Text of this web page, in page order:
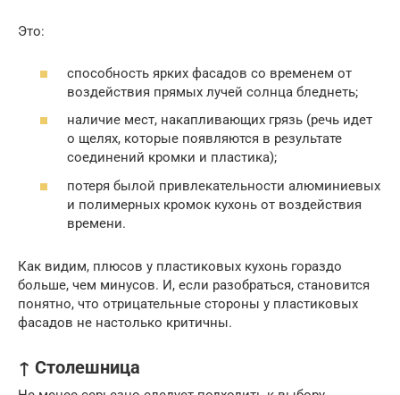
Это:
способность ярких фасадов со временем от
воздействия прямых лучей солнца бледнеть;
наличие мест, накапливающих грязь (речь идет
о щелях, которые появляются в результате
соединений кромки и пластика);
потеря былой привлекательности алюминиевых
и полимерных кромок кухонь от воздействия
времени.
Как видим, плюсов у пластиковых кухонь гораздо
больше, чем минусов. И, если разобраться, становится
понятно, что отрицательные стороны у пластиковых
фасадов не настолько критичны.
↑ Столешница